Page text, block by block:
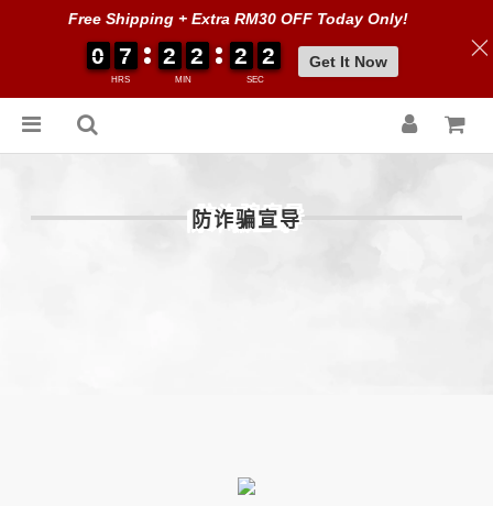
防诈骗宣导
Free Shipping + Extra RM30 OFF Today Only!
HRS
0
0
0
0 7
7
7
7
MIN
2
2
2
2 2
2
2
2
SEC
2
2
2
2 0
0
2
2
2
2 Get It Now